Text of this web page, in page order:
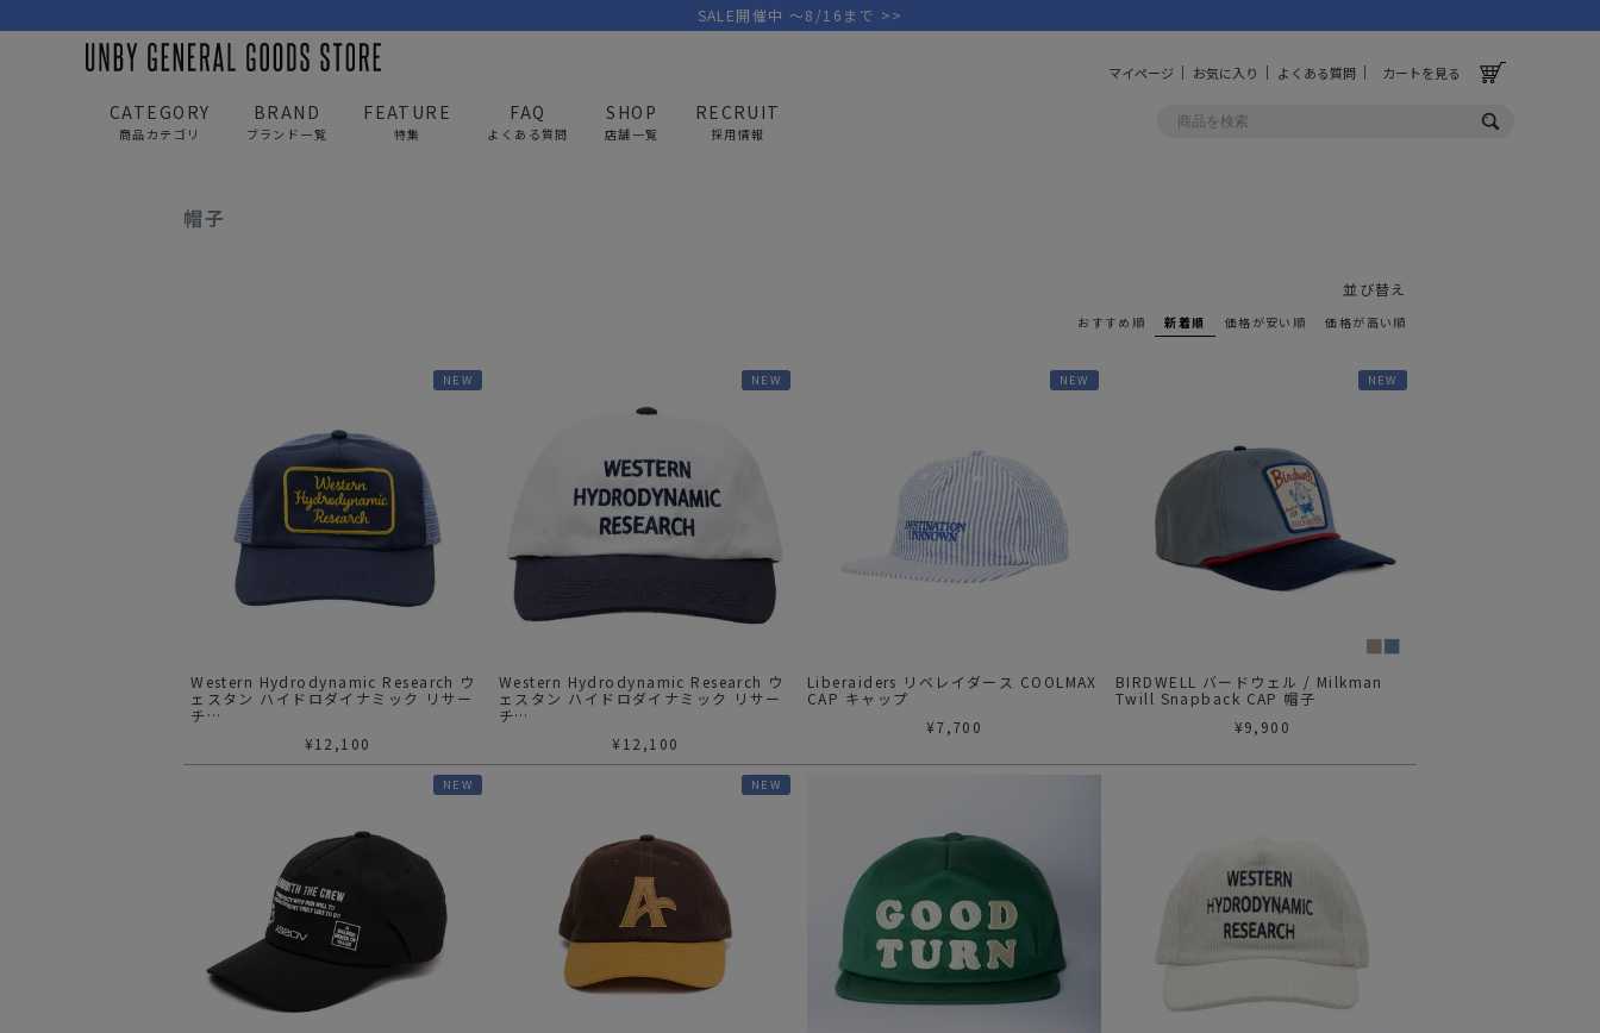
CATEGORY
商品カテゴリ
トートバッグ/ボストン
ポーチ・クラッチ
アウター
キャップ/帽子
シューズ/靴下
サングラス/メガネ
時計
ファニチャー
キッチン
焚き火/ストーブ
コンテナ/収納
バッグ/ポーチ
ウェア/アパレル
その他グッズ
キーホルダー/カラビナ
インテリア
収納
ステーショナリー
コスメ/フレグランス
ステッカー
BRAND
ブランド一覧
その他の取扱ブランド一覧はこちら
FEATURE
特集
FAQ
よくある質問
SHOP
店舗一覧
RECRUIT
採用情報
マイページ お気に入り よくある質問 カートを見る
SALE開催中 ～8/16まで >>
帽子
並び替え
おすすめ順 新着順 価格が安い順 価格が高い順
NEW
Western Hydrodynamic Research ウ
ェスタン ハイドロダイナミック リサー
チ
¥12,100
NEW
Western Hydrodynamic Research ウ
ェスタン ハイドロダイナミック リサー
チ
¥ 12,100
NEW
Liberaiders リベレイダース COOLMAX
CAP キャップ
¥7,700
NEW
BIRDWELL バードウェル / Milkman
Twill Snapback CAP 帽子
¥9,900
NEW NEW